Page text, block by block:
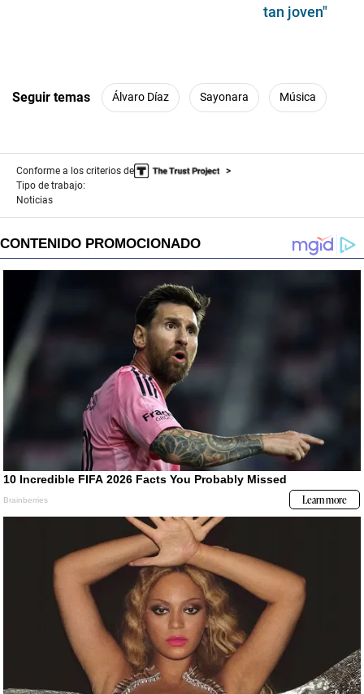
tan joven"
Seguir temas Álvaro Díaz Sayonara Música
Conforme a los criterios de
Tipo de trabajo:
Noticias